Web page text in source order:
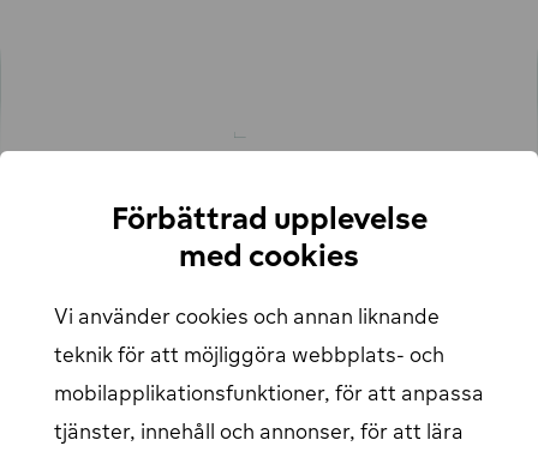
Laddkarta
Hitta din närmaste laddstation
Support
Hjälpcenter
Artiklar
Vårt laddnätverk
Förbättrad upplevelse
med cookies
Vi använder cookies och annan liknande
teknik för att möjliggöra webbplats- och
mobilapplikationsfunktioner, för att anpassa
tjänster, innehåll och annonser, för att lära